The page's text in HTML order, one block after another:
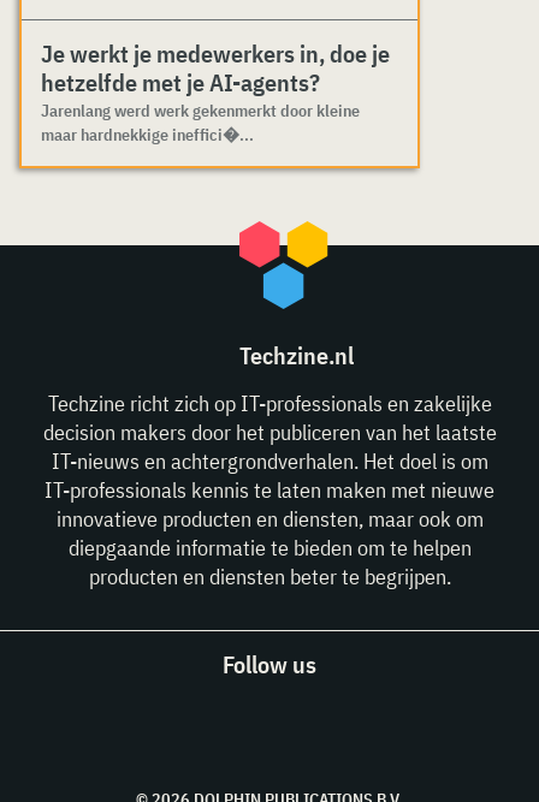
Je werkt je medewerkers in, doe je
hetzelfde met je AI-agents?
Jarenlang werd werk gekenmerkt door kleine
maar hardnekkige ineffici�...
Techzine.nl
Techzine richt zich op IT-professionals en zakelijke
decision makers door het publiceren van het laatste
IT-nieuws en achtergrondverhalen. Het doel is om
IT-professionals kennis te laten maken met nieuwe
innovatieve producten en diensten, maar ook om
diepgaande informatie te bieden om te helpen
producten en diensten beter te begrijpen.
Follow us